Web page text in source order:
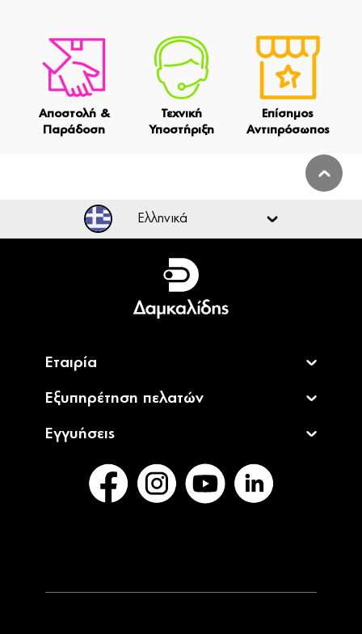
Αποστολή &
Παράδοση
Τεχνική
Υποστήριξη
Επίσημος
Αντιπρόσωπος
Ελληνικά
Ελληνικά
English
Εταιρία
Εξυπηρέτηση πελατών
Εγγυήσεις